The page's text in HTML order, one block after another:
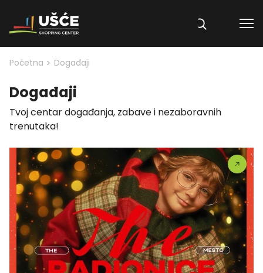
Skip to content
Početna > Događaji
Događaji
Tvoj centar događanja, zabave i nezaboravnih
trenutaka!